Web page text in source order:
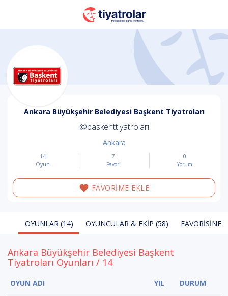
Ankara Büyükşehir Belediyesi Başkent Tiyatroları
@baskenttiyatrolari
Ankara
14
Oyun
7
Favori
0
Yorum
FAVORİME EKLE
OYUNLAR (14) OYUNCULAR & EKIP (58) FAVORISINE
Ankara Büyükşehir Belediyesi Başkent
Tiyatroları Oyunları / 14
OYUN ADI YIL DURUM